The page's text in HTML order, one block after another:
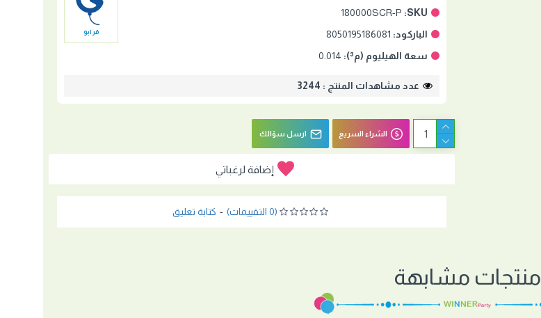
SKU:
180000SCR-P
الباركود: 8050195186081
سعة الهيليوم (م³):
0.014
قرابو
عدد مشاهدات المنتج : 3244
(0 التقييمات) - كتابة تعليق
الشراء السريع ارسل سؤالك
إضافة لرغباتي
منتجات مشابهة